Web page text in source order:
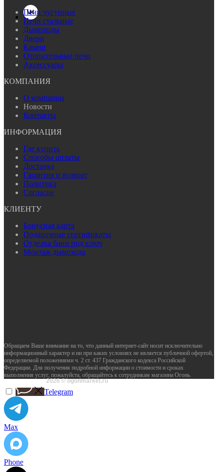
Печи чугунные
Печи стальные
Дымоходы
Двери
Камни
Отопительные печи
Аксессуары
КОМПАНИЯ
О компании
Новости
Контакты
ИНФОРМАЦИЯ
Где купить
Способы оплаты
Доставка
Гарантия и возврат
Политика
Согласие
КЛИЕНТУ
Бонусная карта
Подарочные сертификаты
Отделка бани под ключ
Монтаж дымохода
2026 © ogonmarket.ru
Обращаем Ваше внимание на то, что данный интернет-сайт носит исключительно
информационный характер и ни при каких условиях не является публичной офертой,
определяемой положениями ч. 2 ст. 437 Гражданского кодекса Российской
Федерации. Для получения подробной информации о стоимости и сроках
выполнения услуг, пожалуйста, обращайтесь к сотрудникам магазина Огонь.
Telegram
Max
Phone